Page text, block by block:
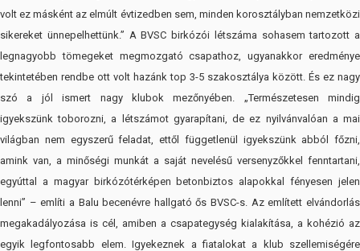
volt ez másként az elmúlt évtizedben sem, minden korosztályban nemzetközi
sikereket ünnepelhettünk.” A BVSC birkózói létszáma sohasem tartozott a
legnagyobb tömegeket megmozgató csapathoz, ugyanakkor eredménye
tekintetében rendbe ott volt hazánk top 3-5 szakosztálya között. És ez nagy
szó a jól ismert nagy klubok mezőnyében. „Természetesen mindig
igyekszünk toborozni, a létszámot gyarapítani, de ez nyilvánvalóan a mai
világban nem egyszerű feladat, ettől függetlenül igyekszünk abból főzni,
amink van, a minőségi munkát a saját nevelésű versenyzőkkel fenntartani,
egyúttal a magyar birkózótérképen betonbiztos alapokkal fényesen jelen
lenni” – említi a Balu becenévre hallgató ős BVSC-s. Az említett elvándorlás
megakadályozása is cél, amiben a csapategység kialakítása, a kohézió az
egyik legfontosabb elem. Igyekeznek a fiatalokat a klub szellemiségére